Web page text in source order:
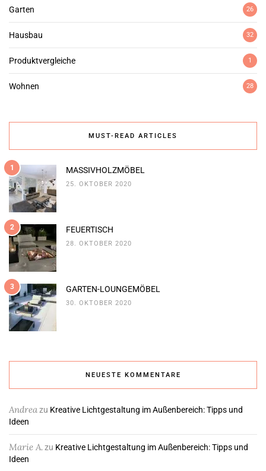
Garten 26
Hausbau 32
Produktvergleiche 1
Wohnen 28
MUST-READ ARTICLES
1 MASSIVHOLZMÖBEL
25. OKTOBER 2020
2 FEUERTISCH
28. OKTOBER 2020
3 GARTEN-LOUNGEMÖBEL
30. OKTOBER 2020
NEUESTE KOMMENTARE
Andreazu Kreative Lichtgestaltung im Außenbereich: Tipps und
Ideen
Marie A.zu Kreative Lichtgestaltung im Außenbereich: Tipps und
Ideen